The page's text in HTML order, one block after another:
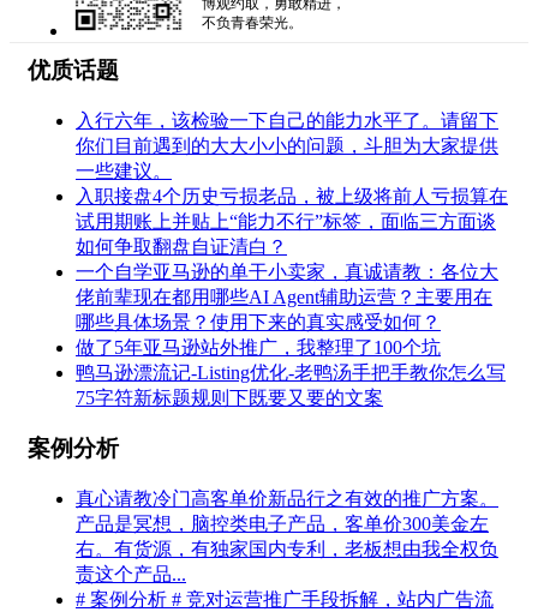
博观约取，勇敢精进，
不负青春荣光。
优质话题
入行六年，该检验一下自己的能力水平了。请留下
你们目前遇到的大大小小的问题，斗胆为大家提供
一些建议。
入职接盘4个历史亏损老品，被上级将前人亏损算在
试用期账上并贴上“能力不行”标签，面临三方面谈
如何争取翻盘自证清白？
一个自学亚马逊的单干小卖家，真诚请教：各位大
佬前辈现在都用哪些AI Agent辅助运营？主要用在
哪些具体场景？使用下来的真实感受如何？
做了5年亚马逊站外推广，我整理了100个坑
鸭马逊漂流记-Listing优化-老鸭汤手把手教你怎么写
75字符新标题规则下既要又要的文案
案例分析
真心请教冷门高客单价新品行之有效的推广方案。
产品是冥想，脑控类电子产品，客单价300美金左
右。有货源，有独家国内专利，老板想由我全权负
责这个产品...
# 案例分析 # 竞对运营推广手段拆解，站内广告流